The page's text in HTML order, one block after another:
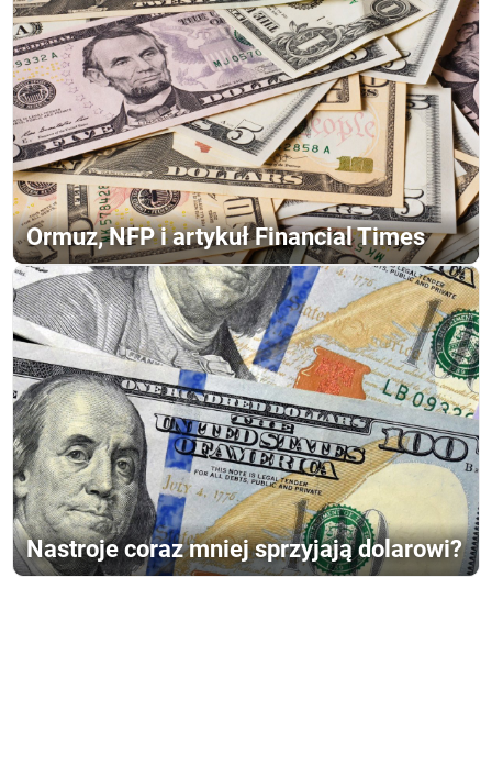
Ormuz, NFP i artykuł Financial Times
Nastroje coraz mniej sprzyjają dolarowi?